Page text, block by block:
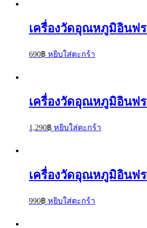
เครื่องวัดอุณหภูมิอินฟร
690฿ หยิบใส่ตะกร้า
เครื่องวัดอุณหภูมิอินฟร
1,290฿ หยิบใส่ตะกร้า
เครื่องวัดอุณหภูมิอินฟร
990฿ หยิบใส่ตะกร้า